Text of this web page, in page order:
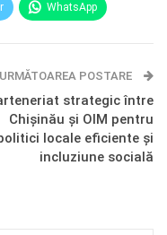
WhatsApp
URMĂTOAREA POSTARE
strategic între
Chișinău și OIM pentru
locale eficiente și
incluziune socială